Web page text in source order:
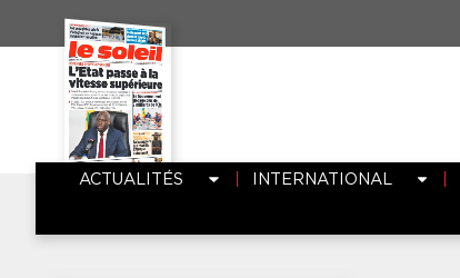
ACTUALITÉS INTERNATIONAL